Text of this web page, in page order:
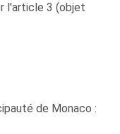
l'article 3 (objet
de Monaco :